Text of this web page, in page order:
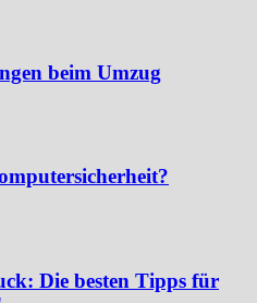
beim Umzug
Die besten Tipps für